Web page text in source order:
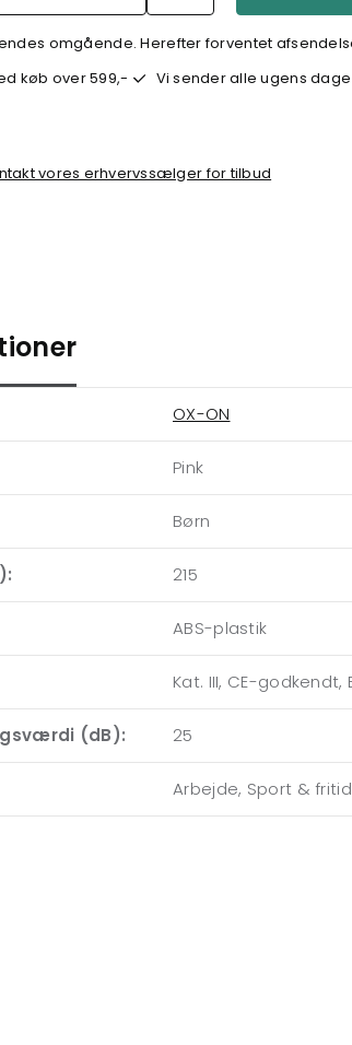
omgående. Herefter forventet afsendelse
køb over 599,-
Vi sender alle ugens dage
vores erhvervssælger for tilbud
OX-ON
Pink
Børn
215
ABS-plastik
Kat. III, CE-
(dB): 25
Arbejde, Sport & fritid